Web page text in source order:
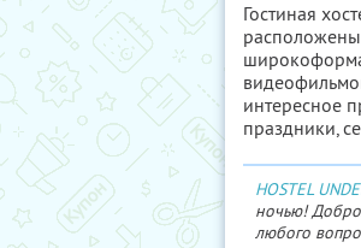
Гостиная
расположены
интересное
праздники,
HOSTEL
ночью!
любого